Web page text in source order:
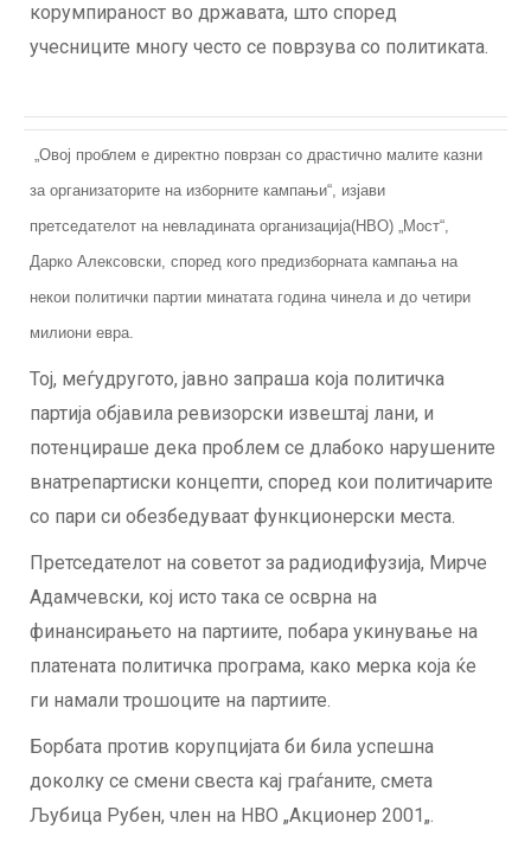
корумпираност во државата, што според
учесниците многу често се поврзува со политиката.
„Овој проблем е директно поврзан со драстично малите казни
за организаторите на изборните кампањи“, изјави
претседателот на невладината организација(НВО) „Мост“,
Дарко Алексовски, според кого предизборната кампања на
некои политички партии минатата година чинела и до четири
милиони евра.
Тој, меѓудругото, јавно запраша која политичка
партија објавила ревизорски извештај лани, и
потенцираше дека проблем се длабоко нарушените
внатрепартиски концепти, според кои политичарите
со пари си обезбедуваат функционерски места.
Претседателот на советот за радиодифузија, Мирче
Адамчевски, кој исто така се осврна на
финансирањето на партиите, побара укинување на
платената политичка програма, како мерка која ќе
ги намали трошоците на партиите.
Борбата против корупцијата би била успешна
доколку се смени свеста кај граѓаните, смета
Љубица Рубен, член на НВО „Акционер 2001„.